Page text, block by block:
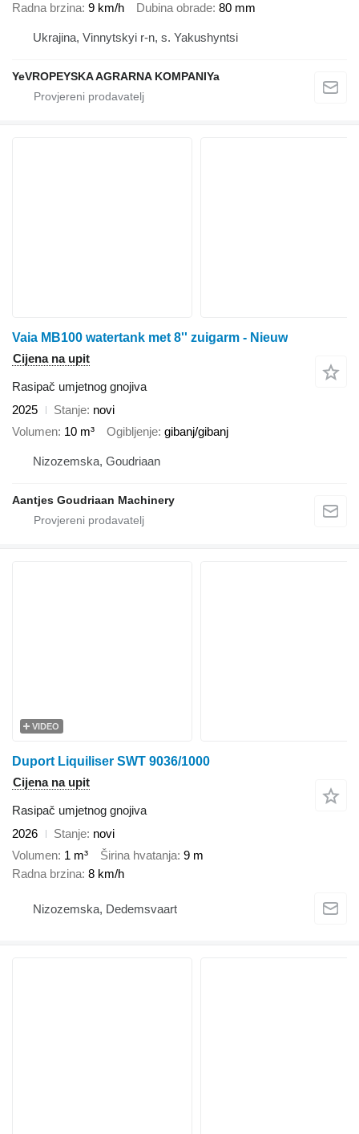
Radna brzina 9 km/h Dubina obrade 80 mm
Ukrajina, Vinnytskyi r-n, s. Yakushyntsi
YeVROPEYSKA AGRARNA KOMPANIYa
Vaia MB100 watertank met 8'' zuigarm - Nieuw
Cijena na upit
Rasipač umjetnog gnojiva
2025
Stanje novi
Volumen 10 m³ Ogibljenje gibanj/gibanj
Nizozemska, Goudriaan
Aantjes Goudriaan Machinery
VIDEO
Duport Liquiliser SWT 9036/1000
Cijena na upit
Rasipač umjetnog gnojiva
2026
Stanje novi
Volumen 1 m³ Širina hvatanja 9 m
Radna brzina 8 km/h
Nizozemska, Dedemsvaart